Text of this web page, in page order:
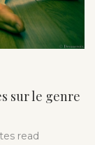
sur le genre
read